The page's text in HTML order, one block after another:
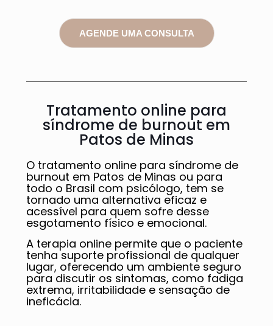
AGENDE UMA CONSULTA
Tratamento online para
síndrome de burnout em
Patos de Minas
O tratamento online para síndrome de
burnout em Patos de Minas ou para
todo o Brasil com psicólogo, tem se
tornado uma alternativa eficaz e
acessível para quem sofre desse
esgotamento físico e emocional.
A terapia online permite que o paciente
tenha suporte profissional de qualquer
lugar, oferecendo um ambiente seguro
para discutir os sintomas, como fadiga
extrema, irritabilidade e sensação de
ineficácia.